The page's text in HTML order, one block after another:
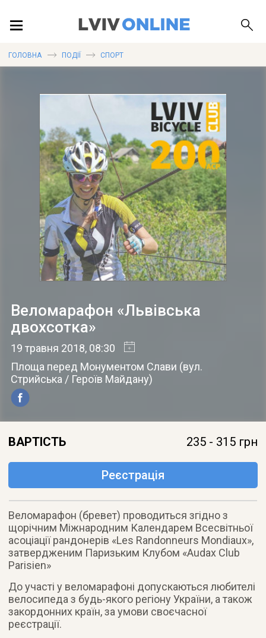
ПУБЛІКАЦІЇ
ДОВІДКА
ГОЛОВНА ПОДІЇ СПОРТ
Веломарафон «Львівська
двохсотка»
19 травня 2018, 08:30
Площа перед Монументом Слави (вул.
Стрийська / Героїв Майдану)
ВАРТІСТЬ 235 - 315 грн
Реєстрація
Веломарафон (бревет) проводиться згідно з
щорічним Міжнародним Календарем Всесвітньої
асоціації рандонерів «Les Randonneurs Mondiaux»,
затвердженим Паризьким Клубом «Audax Club
Parisien»
До участі у веломарафоні допускаються любителі
велосипеда з будь-якого регіону України, а також
закордонних країн, за умови своєчасної
реєстрації.